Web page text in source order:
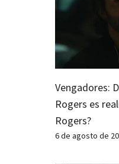
Vengadores:
Rogers es
Rogers?
6 de agosto de